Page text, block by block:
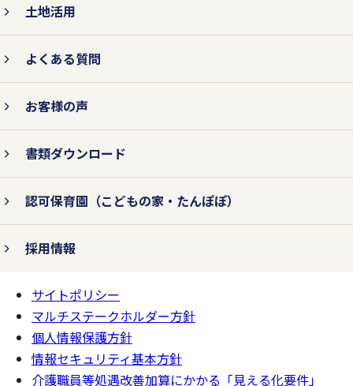
土地活用
よくある質問
お客様の声
書類ダウンロード
認可保育園 （こどもの家・たんぽぽ）
採用情報
ページの
一番上へ
サイトポリシー
マルチステークホルダー方針
個人情報保護方針
情報セキュリティ基本方針
介護職員等処遇改善加算にかかる「見える化要件」